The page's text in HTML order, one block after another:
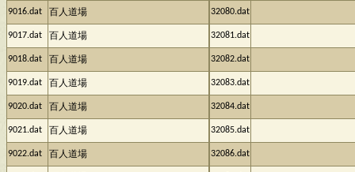
9016.dat 百人道場
9017.dat 百人道場
9018.dat 百人道場
9019.dat 百人道場
9020.dat 百人道場
9021.dat 百人道場
9022.dat 百人道場
32080.dat
32081.dat
32082.dat
32083.dat
32084.dat
32085.dat
32086.dat